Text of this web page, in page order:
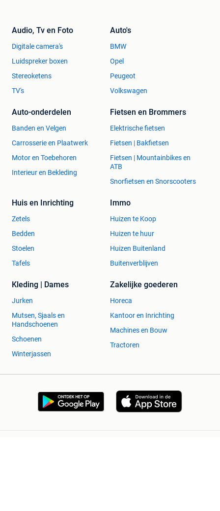
Audio, Tv en Foto
Digitale camera's
Luidspreker boxen
Stereoketens
TV's
Auto's
BMW
Opel
Peugeot
Volkswagen
Auto-onderdelen
Banden en Velgen
Carrosserie en Plaatwerk
Motor en Toebehoren
Interieur en Bekleding
Fietsen en Brommers
Elektrische fietsen
Fietsen | Bakfietsen
Fietsen | Mountainbikes en
ATB
Snorfietsen en Snorscooters
Huis en Inrichting
Zetels
Bedden
Stoelen
Tafels
Immo
Huizen te Koop
Huizen te huur
Huizen Buitenland
Buitenverblijven
Kleding | Dames
Jurken
Mutsen, Sjaals en
Handschoenen
Schoenen
Winterjassen
Zakelijke goederen
Horeca
Kantoor en Inrichting
Machines en Bouw
Tractoren